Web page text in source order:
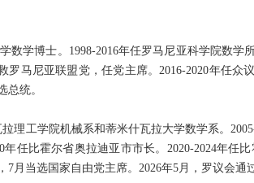
数学博士。1998-2016年任罗马尼亚科学院数学
马尼亚联盟党，任党主席。2016-2020年任众
总统。
理工学院机械系和蒂米什瓦拉大学数学系。
任比霍尔省奥拉迪亚市市长。2020-2024年任
月当选国家自由党主席。2026年5月，罗议会通